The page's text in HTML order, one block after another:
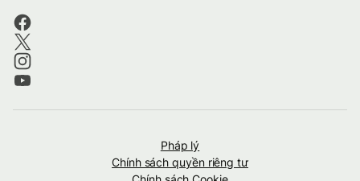
Pháp lý
Chính sách quyền riêng tư